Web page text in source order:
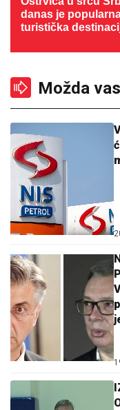
danas je
turistička
Možda